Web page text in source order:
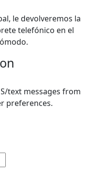
le devolveremos la
telefónico en el
text messages from
preferences.